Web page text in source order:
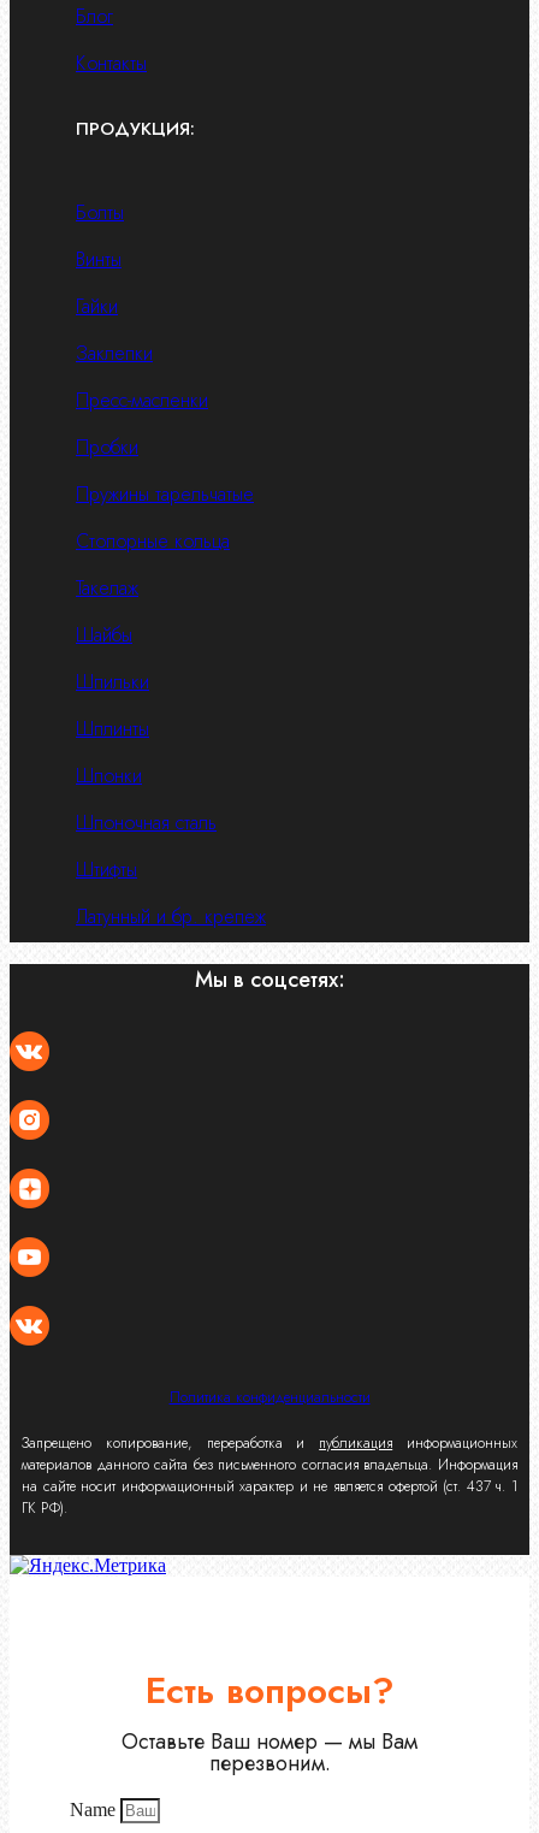
Блог
Контакты
ПРОДУКЦИЯ:
Болты
Винты
Гайки
Заклепки
Пресс-масленки
Пробки
Пружины тарельчатые
Стопорные кольца
Такелаж
Шайбы
Шпильки
Шплинты
Шпонки
Шпоночная сталь
Штифты
Латунный и бр. крепеж
Мы в соцсетях:
Политика конфиденциальности
Запрещено копирование, переработка и публикация информационных
материалов данного сайта без письменного согласия владельца. Информация
на сайте носит информационный характер и не является офертой (ст. 437 ч. 1
ГК РФ).
Есть вопросы?
Оставьте Ваш номер — мы Вам
перезвоним.
Name